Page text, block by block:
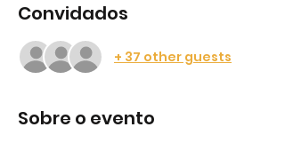
Convidados
+ 37 other guests
Sobre o evento